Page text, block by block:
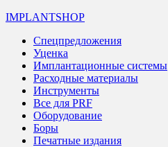
IMPLANTSHOP
Спецпредложения
Уценка
Имплантационные системы
Расходные материалы
Инструменты
Все для PRF
Оборудование
Боры
Печатные издания